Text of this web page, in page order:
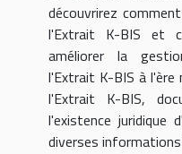
découvrirez
l'Extrait K-BIS et
améliorer la
l'Extrait K-BIS à l'ère
l'Extrait K-BIS,
l'existence juridique
diverses informations